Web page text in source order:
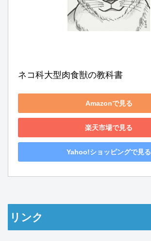
ネコ科大型肉食獣の教科書
Amazonで見る
楽天市場で見る
Yahoo!ショッピングで見る
リンク